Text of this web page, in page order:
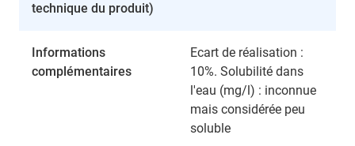
technique du produit)
Informations
complémentaires
Ecart de réalisation :
10%. Solubilité dans
l'eau (mg/l) : inconnue
mais considérée peu
soluble